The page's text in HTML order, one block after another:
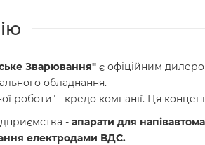
Зварювання" є офіційним
обладнання.
роботи" - кредо компанії. Ця
- апарати для
електродами ВДС.